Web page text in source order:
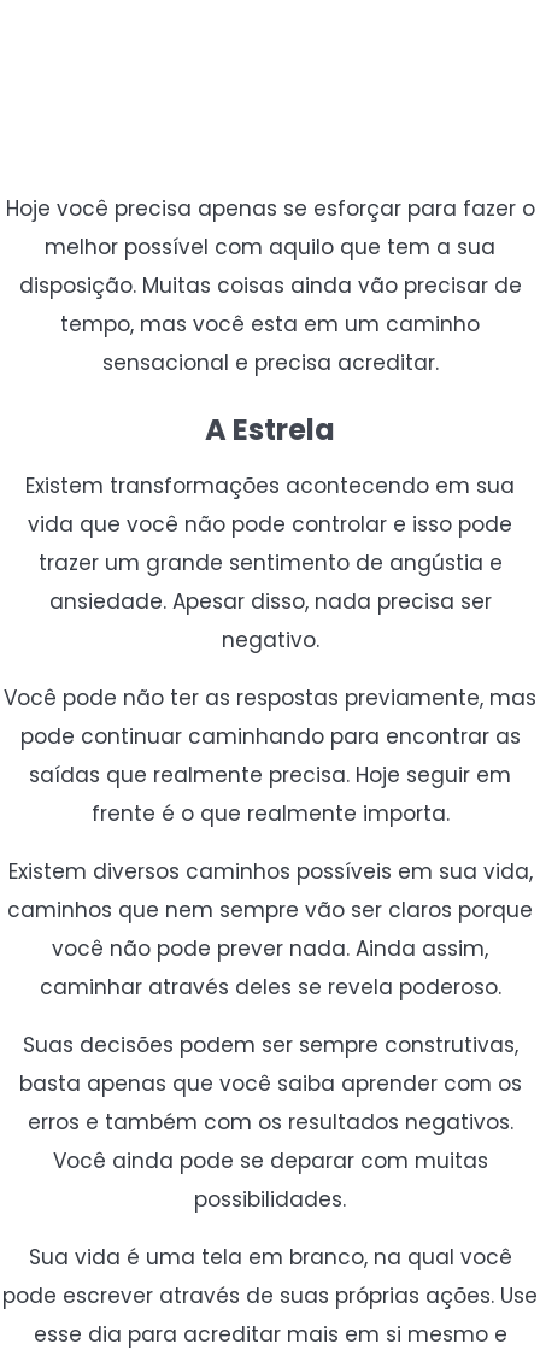
Hoje você precisa apenas se esforçar para fazer o
melhor possível com aquilo que tem a sua
disposição. Muitas coisas ainda vão precisar de
tempo, mas você esta em um caminho
sensacional e precisa acreditar.
A Estrela
Existem transformações acontecendo em sua
vida que você não pode controlar e isso pode
trazer um grande sentimento de angústia e
ansiedade. Apesar disso, nada precisa ser
negativo.
Você pode não ter as respostas previamente, mas
pode continuar caminhando para encontrar as
saídas que realmente precisa. Hoje seguir em
frente é o que realmente importa.
Existem diversos caminhos possíveis em sua vida,
caminhos que nem sempre vão ser claros porque
você não pode prever nada. Ainda assim,
caminhar através deles se revela poderoso.
Suas decisões podem ser sempre construtivas,
basta apenas que você saiba aprender com os
erros e também com os resultados negativos.
Você ainda pode se deparar com muitas
possibilidades.
Sua vida é uma tela em branco, na qual você
pode escrever através de suas próprias ações. Use
esse dia para acreditar mais em si mesmo e